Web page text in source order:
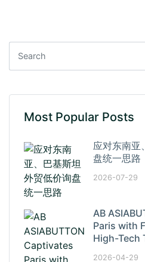
Most Popular Posts
应对东南亚
盘统一思路
2026-07-29
AB
Paris with
High-Tech
2026-04-29